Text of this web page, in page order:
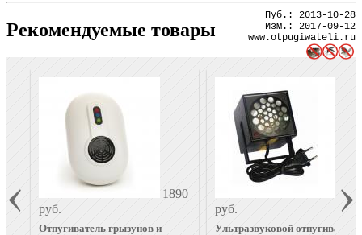
Пуб.: 2013-10-28
Изм.: 2017-09-12
www.otpugiwateli.ru
Рекомендуемые товары
1890
руб.
Отпугиватель грызунов и
руб.
Ультразвуковой отпугиватель